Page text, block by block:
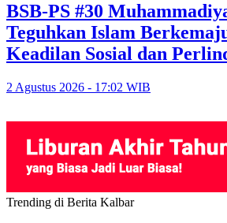
BSB-PS #30
Teguhkan Islam
Keadilan Sosial dan
2 Agustus 2026 - 17:02 WIB
Trending di Berita Kalbar